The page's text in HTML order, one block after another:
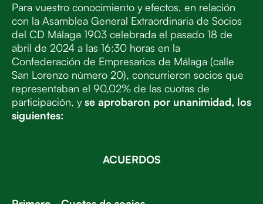
Para vuestro conocimiento y efectos, en relación
con la Asamblea General Extraordinaria de Socios
del CD Málaga 1903 celebrada el pasado 18 de
abril de 2024 a las 16:30 horas en la
Confederación de Empresarios de Málaga (calle
San Lorenzo número 20), concurrieron socios que
representaban el 90,02% de las cuotas de
participación, yse aprobaron por unanimidad, los
siguientes:
ACUERDOS